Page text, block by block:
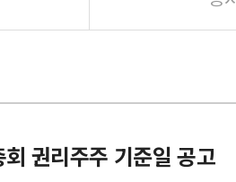
권리주주 기준일 공고